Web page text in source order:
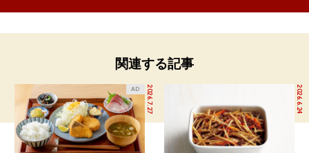
関連する記事
2026.7.27
AD 2026.6.24